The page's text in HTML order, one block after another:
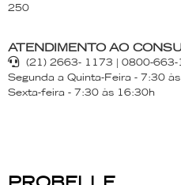
250
ATENDIMENTO AO
(21) 2663- 1173 | 0800-663-
Segunda a Quinta-Feira - 7:30
Sexta-feira - 7:30 às 16:30h